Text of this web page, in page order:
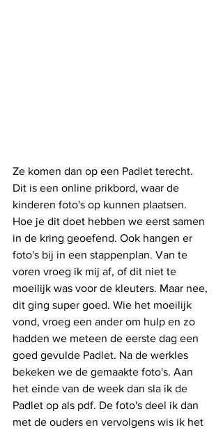
Ze komen dan op een Padlet terecht.
Dit is een online prikbord, waar de
kinderen foto's op kunnen plaatsen.
Hoe je dit doet hebben we eerst samen
in de kring geoefend. Ook hangen er
foto's bij in een stappenplan. Van te
voren vroeg ik mij af, of dit niet te
moeilijk was voor de kleuters. Maar nee,
dit ging super goed. Wie het moeilijk
vond, vroeg een ander om hulp en zo
hadden we meteen de eerste dag een
goed gevulde Padlet. Na de werkles
bekeken we de gemaakte foto's. Aan
het einde van de week dan sla ik de
Padlet op als pdf. De foto's deel ik dan
met de ouders en vervolgens wis ik het